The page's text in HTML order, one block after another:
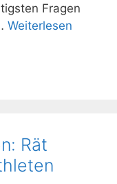
Fragen
Weiterlesen
Rät